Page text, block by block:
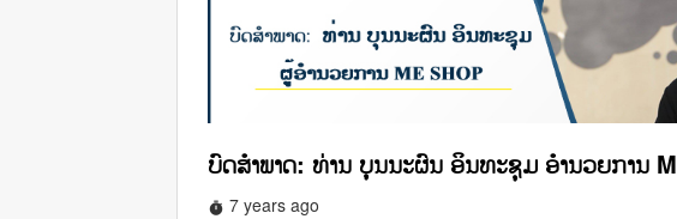
ບົດສໍາພາດ: ທ່ານ ບຸນນະຜົນ ອິນທະຊຸມ ອໍານວຍການ
timer 7 years ago